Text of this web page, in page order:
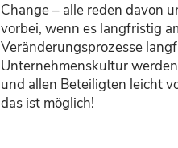
Change – alle reden davon
vorbei, wenn es langfristig
Veränderungsprozesse
Unternehmenskultur
und allen Beteiligten leicht
das ist möglich!